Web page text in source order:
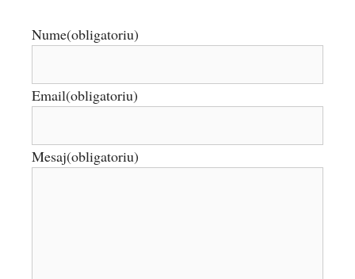
Nume(obligatoriu)
Email(obligatoriu)
Mesaj(obligatoriu)